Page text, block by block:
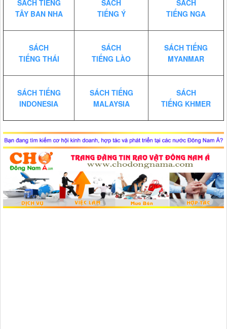
SÁCH TIẾNG
TÂY BAN NHA
SÁCH
TIẾNG Ý
SÁCH
TIẾNG NGA
SÁCH
TIẾNG THÁI
SÁCH
TIẾNG LÀO
SÁCH TIẾNG
MYANMAR
SÁCH TIẾNG
INDONESIA
SÁCH TIẾNG
MALAYSIA
SÁCH
TIẾNG KHMER